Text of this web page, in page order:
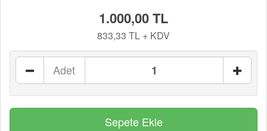
1.000,00 TL
833,33 TL + KDV
Adet